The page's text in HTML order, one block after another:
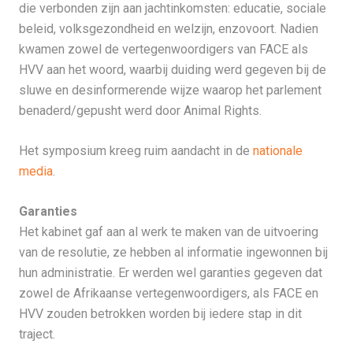
die verbonden zijn aan jachtinkomsten: educatie, sociale
beleid, volksgezondheid en welzijn, enzovoort. Nadien
kwamen zowel de vertegenwoordigers van FACE als
HVV aan het woord, waarbij duiding werd gegeven bij de
sluwe en desinformerende wijze waarop het parlement
benaderd/gepusht werd door Animal Rights.
Het symposium kreeg ruim aandacht in de nationale
media.
Garanties
Het kabinet gaf aan al werk te maken van de uitvoering
van de resolutie, ze hebben al informatie ingewonnen bij
hun administratie. Er werden wel garanties gegeven dat
zowel de Afrikaanse vertegenwoordigers, als FACE en
HVV zouden betrokken worden bij iedere stap in dit
traject.